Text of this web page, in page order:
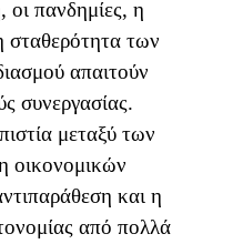
πανδημίες, η
σταθερότητα των
απαιτούν
συνεργασίας.
μεταξύ των
οικονομικών
και η
από πολλά